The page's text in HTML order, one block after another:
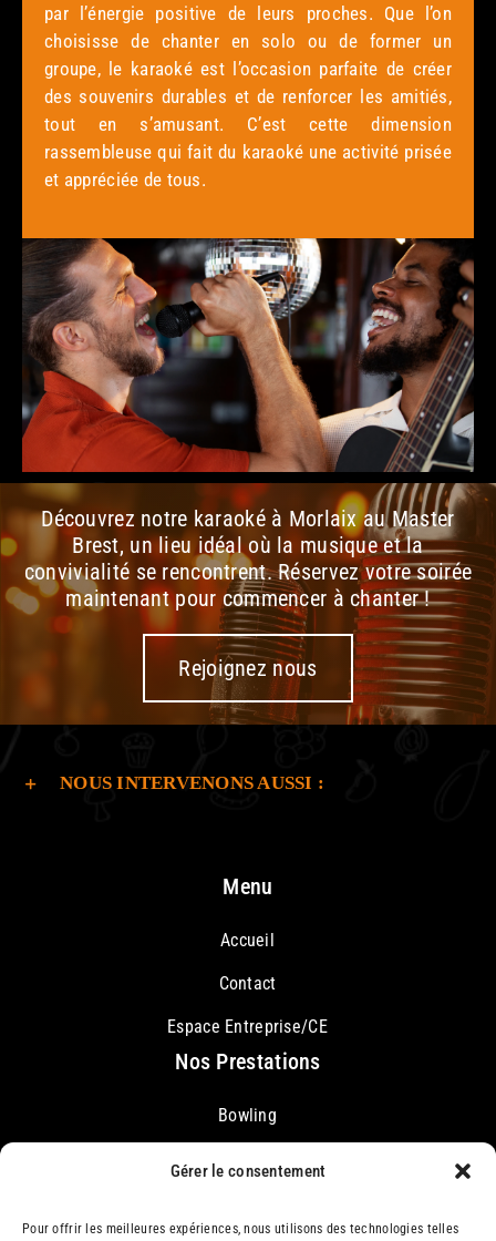
Gérer le consentement
Pour offrir les meilleures expériences, nous utilisons des technologies telles
par l’énergie positive de leurs proches. Que l’on
choisisse de chanter en solo ou de former un
groupe, le karaoké est l’occasion parfaite de créer
des souvenirs durables et de renforcer les amitiés,
tout en s’amusant. C’est cette dimension
rassembleuse qui fait du karaoké une activité prisée
et appréciée de tous.
Découvrez notre karaoké à Morlaix au Master
Brest, un lieu idéal où la musique et la
convivialité se rencontrent. Réservez votre soirée
maintenant pour commencer à chanter !
Rejoignez nous
NOUS INTERVENONS AUSSI :
Menu
Accueil
Contact
Espace Entreprise/CE
Nos Prestations
Bowling